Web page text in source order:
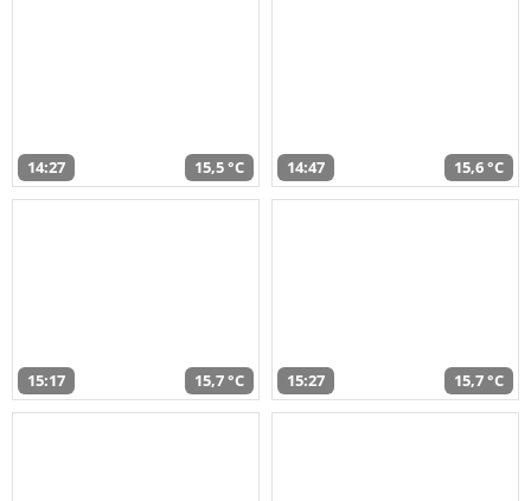
14:27 15,5 °C 14:47 15,6 °C
15:17 15,7 °C 15:27 15,7 °C